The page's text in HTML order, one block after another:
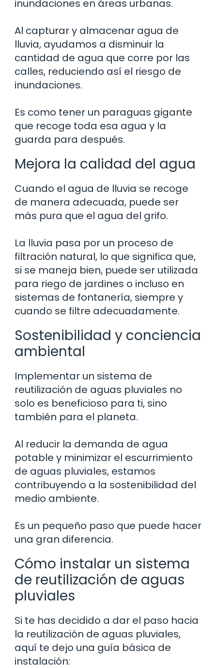
inundaciones en áreas urbanas.
Al capturar y almacenar agua de
lluvia, ayudamos a disminuir la
cantidad de agua que corre por las
calles, reduciendo así el riesgo de
inundaciones.
Es como tener un paraguas gigante
que recoge toda esa agua y la
guarda para después.
Mejora la calidad del agua
Cuando el agua de lluvia se recoge
de manera adecuada, puede ser
más pura que el agua del grifo.
La lluvia pasa por un proceso de
filtración natural, lo que significa que,
si se maneja bien, puede ser utilizada
para riego de jardines o incluso en
sistemas de fontanería, siempre y
cuando se filtre adecuadamente.
Sostenibilidad y conciencia
ambiental
Implementar un sistema de
reutilización de aguas pluviales no
solo es beneficioso para ti, sino
también para el planeta.
Al reducir la demanda de agua
potable y minimizar el escurrimiento
de aguas pluviales, estamos
contribuyendo a la sostenibilidad del
medio ambiente.
Es un pequeño paso que puede hacer
una gran diferencia.
Cómo instalar un sistema
de reutilización de aguas
pluviales
Si te has decidido a dar el paso hacia
la reutilización de aguas pluviales,
aquí te dejo una guía básica de
instalación: